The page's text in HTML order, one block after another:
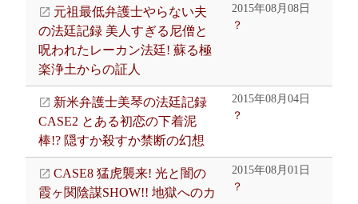
元祖最低弁護士やらない夫
の法廷記録 美人すぎる尼僧と
呪われたレーカン法廷! 蘇る極
楽浄土からの証人
2015年08月08日
？
新米弁護士美琴の法廷記録
CASE2 とある初恋の下着泥
棒!? 隠すか殺すか禁断の幻想
2015年08月04日
？
CASE8 猛虎襲来! 光と闇の
霞ヶ関陰謀SHOW!! 地獄へのカ
2015年08月01日
？